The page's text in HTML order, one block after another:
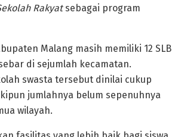
Rakyatsebagai program
Malang masih memiliki 12 SLB
di sejumlah kecamatan.
swasta tersebut dinilai cukup
jumlahnya belum sepenuhnya
wilayah.